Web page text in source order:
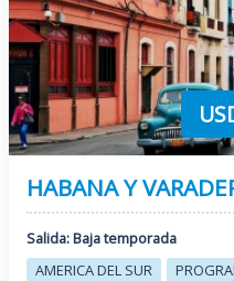
HABANA Y
Salida: Baja temporada
AMERICA DEL SUR